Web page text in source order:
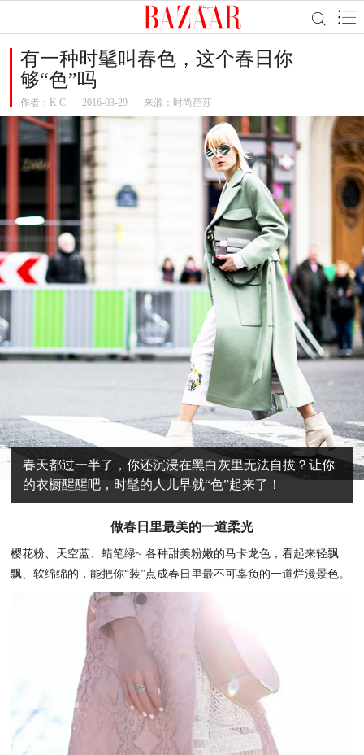
有一种时髦叫春色，这个春日你
够“色”吗
作者： K.C 2016-03-29 来源：时尚芭莎
春天都过一半了，你还沉浸在黑白灰里无法自拔？让你
的衣橱醒醒吧，时髦的人儿早就“色”起来了！
做春日里最美的一道柔光
樱花粉、天空蓝、蜡笔绿~ 各种甜美粉嫩的马卡龙色，看起来轻飘
飘、软绵绵的，能把你“装”点成春日里最不可辜负的一道烂漫景色。